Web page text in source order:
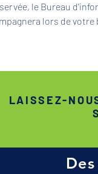
le Bureau
lors de votre
LAISSEZ-